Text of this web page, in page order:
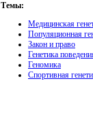
Темы:
Медицинская
Популяционная
Закон и право
Генетика
Геномика
Спортивная